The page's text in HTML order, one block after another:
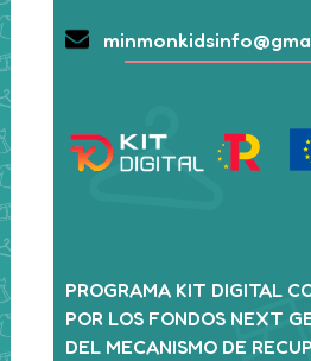
PROGRAMA KIT DIGITAL
POR LOS FONDOS NEXT
DEL MECANISMO DE